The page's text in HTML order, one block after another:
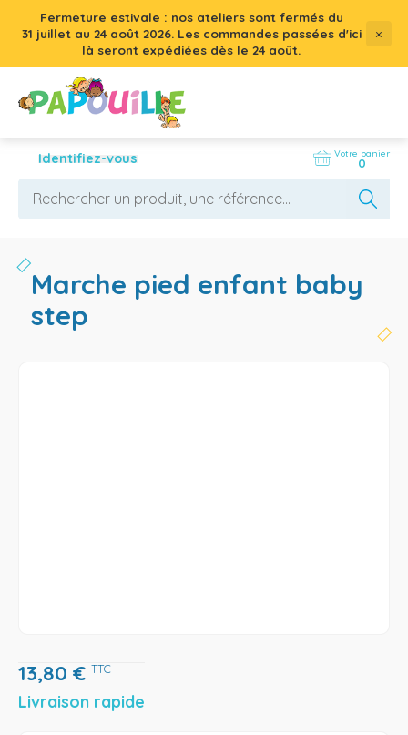
Fermeture estivale : nos ateliers sont fermés du
31 juillet au 24 août 2026. Les commandes passées d'ici
là seront expédiées dès le 24 août.
×
Identifiez-vous Votre panier
0
marche pied enfant baby
step
13,80 € TTC
Livraison rapide